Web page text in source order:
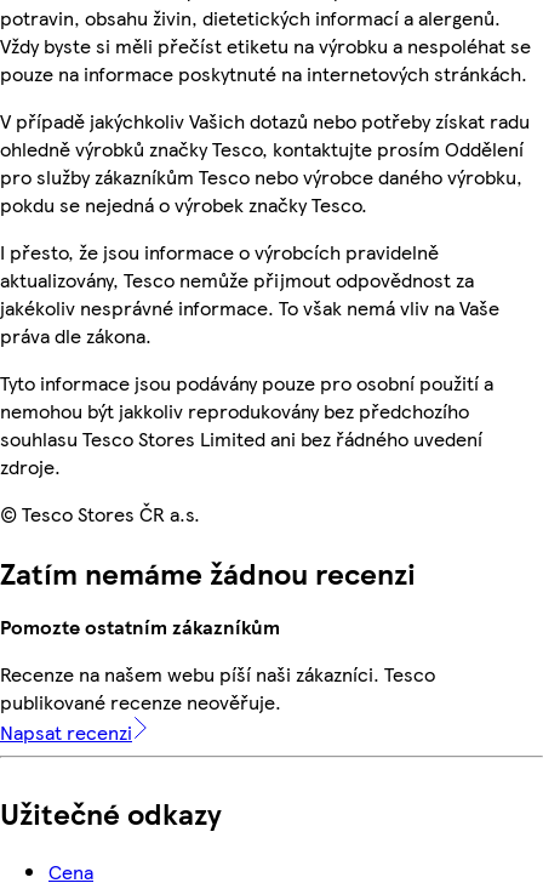
potravin, obsahu živin, dietetických informací a alergenů.
Vždy byste si měli přečíst etiketu na výrobku a nespoléhat se
pouze na informace poskytnuté na internetových stránkách.
V případě jakýchkoliv Vašich dotazů nebo potřeby získat radu
ohledně výrobků značky Tesco, kontaktujte prosím Oddělení
pro služby zákazníkům Tesco nebo výrobce daného výrobku,
pokdu se nejedná o výrobek značky Tesco.
I přesto, že jsou informace o výrobcích pravidelně
aktualizovány, Tesco nemůže přijmout odpovědnost za
jakékoliv nesprávné informace. To však nemá vliv na Vaše
práva dle zákona.
Tyto informace jsou podávány pouze pro osobní použití a
nemohou být jakkoliv reprodukovány bez předchozího
souhlasu Tesco Stores Limited ani bez řádného uvedení
zdroje.
© Tesco Stores ČR a.s.
Zatím nemáme žádnou recenzi
Pomozte ostatním zákazníkům
Recenze na našem webu píší naši zákazníci. Tesco
publikované recenze neověřuje.
Napsat recenzi
Užitečné odkazy
Cena